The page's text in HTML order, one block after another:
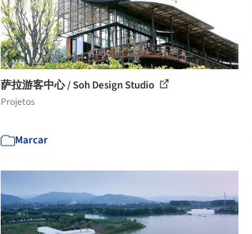
萨拉游客中心 / Soh Design Studio
Projetos
Marcar